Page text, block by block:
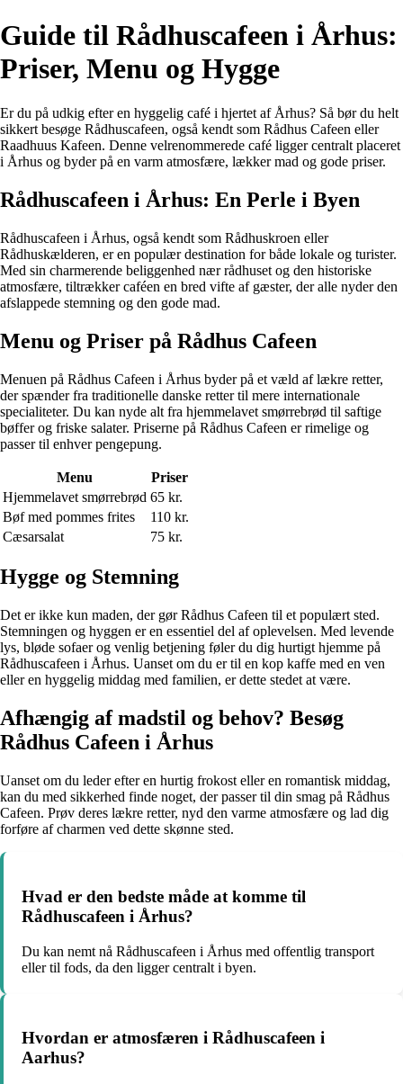
Guide til Rådhuscafeen i Århus:
Priser, Menu og Hygge
Er du på udkig efter en hyggelig café i hjertet af Århus? Så bør du helt
sikkert besøge Rådhuscafeen, også kendt som Rådhus Cafeen eller
Raadhuus Kafeen. Denne velrenommerede café ligger centralt placeret
i Århus og byder på en varm atmosfære, lækker mad og gode priser.
Rådhuscafeen i Århus: En Perle i Byen
Rådhuscafeen i Århus, også kendt som Rådhuskroen eller
Rådhuskælderen, er en populær destination for både lokale og turister.
Med sin charmerende beliggenhed nær rådhuset og den historiske
atmosfære, tiltrækker caféen en bred vifte af gæster, der alle nyder den
afslappede stemning og den gode mad.
Menu og Priser på Rådhus Cafeen
Menuen på Rådhus Cafeen i Århus byder på et væld af lækre retter,
der spænder fra traditionelle danske retter til mere internationale
specialiteter. Du kan nyde alt fra hjemmelavet smørrebrød til saftige
bøffer og friske salater. Priserne på Rådhus Cafeen er rimelige og
passer til enhver pengepung.
Menu
Priser
Hjemmelavet smørrebrød 65 kr.
Bøf med pommes frites
110 kr.
Cæsarsalat
75 kr.
Hygge og Stemning
Det er ikke kun maden, der gør Rådhus Cafeen til et populært sted.
Stemningen og hyggen er en essentiel del af oplevelsen. Med levende
lys, bløde sofaer og venlig betjening føler du dig hurtigt hjemme på
Rådhuscafeen i Århus. Uanset om du er til en kop kaffe med en ven
eller en hyggelig middag med familien, er dette stedet at være.
Afhængig af madstil og behov? Besøg
Rådhus Cafeen i Århus
Uanset om du leder efter en hurtig frokost eller en romantisk middag,
kan du med sikkerhed finde noget, der passer til din smag på Rådhus
Cafeen. Prøv deres lækre retter, nyd den varme atmosfære og lad dig
forføre af charmen ved dette skønne sted.
Hvad er den bedste måde at komme til
Rådhuscafeen i Århus?
Du kan nemt nå Rådhuscafeen i Århus med offentlig transport
eller til fods, da den ligger centralt i byen.
Hvordan er atmosfæren i Rådhuscafeen i
Aarhus?